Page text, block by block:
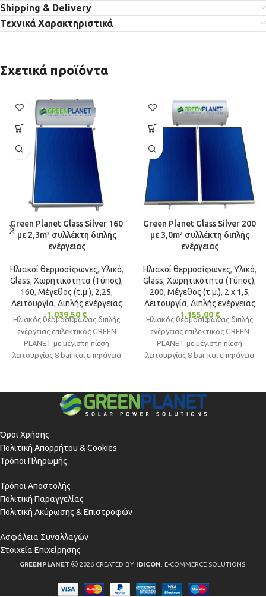
Shipping & Delivery
Τεχνικά Χαρακτηριστικά
Σχετικά προϊόντα
Green Planet Glass Silver 160
με 2,3m² συλλέκτη διπλής
ενέργειας
Ηλιακοί θερμοσίφωνες, Υλικό,
Glass, Χωρητικότητα (Τύπος),
160, Μέγεθος (τ.μ.), 2,25,
Λειτουργία, Διπλής ενέργειας
1.039,50 €
Ηλιακός θερμοσίφωνας διπλής
ενέργειας επιλεκτικός GREEN
PLANET με μέγιστη πίεση
λειτουργίας 8 bar και επιφάνεια
Green Planet Glass Silver 200
με 3,0m² συλλέκτη διπλής
ενέργειας
Ηλιακοί θερμοσίφωνες, Υλικό,
Glass, Χωρητικότητα (Τύπος),
200, Μέγεθος (τ.μ.), 2 x 1,5,
Λειτουργία, Διπλής ενέργειας
1.155,00 €
Ηλιακός θερμοσίφωνας διπλής
ενέργειας επιλεκτικός GREEN
PLANET με μέγιστη πίεση
λειτουργίας 8 bar και επιφάνεια
Όροι Χρήσης
Πολιτική Απορρήτου & Cookies
Τρόποι Πληρωμής
Τρόποι Αποστολής
Πολιτική Παραγγελίας
Πολιτική Ακύρωσης & Επιστροφών
Ασφάλεια Συναλλαγών
Στοιχεία Επιχείρησης
GREENPLANET 2026 CREATED BY IDICON . E-COMMERCE SOLUTIONS.